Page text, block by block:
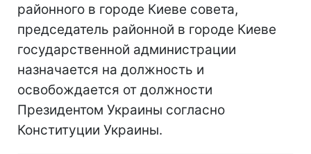
районного в городе Киеве совета,
председатель районной в городе Киеве
государственной администрации
назначается на должность и
освобождается от должности
Президентом Украины согласно
Конституции Украины.